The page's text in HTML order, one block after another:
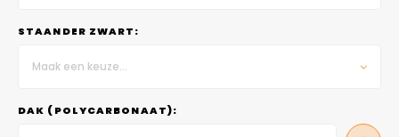
STAANDER ZWART:
Maak een keuze...
DAK (POLYCARBONAAT):